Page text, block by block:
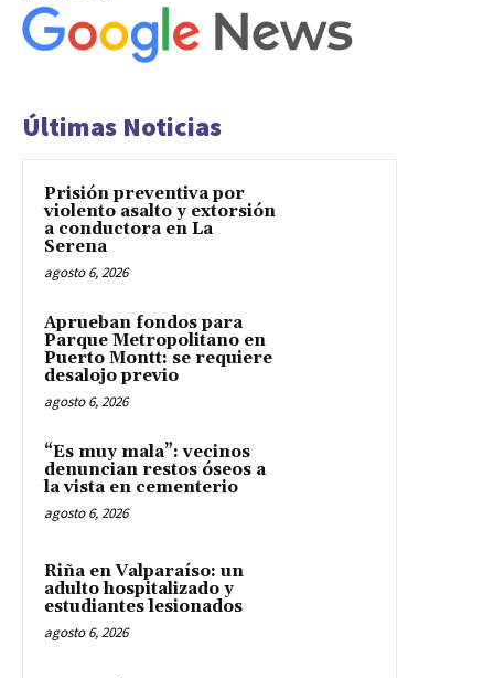
Últimas Noticias
Prisión preventiva por
violento asalto y extorsión
a conductora en La
Serena
agosto 6, 2026
Aprueban fondos para
Parque Metropolitano en
Puerto Montt: se requiere
desalojo previo
agosto 6, 2026
“Es muy mala”: vecinos
denuncian restos óseos a
la vista en cementerio
agosto 6, 2026
Riña en Valparaíso: un
adulto hospitalizado y
estudiantes lesionados
agosto 6, 2026